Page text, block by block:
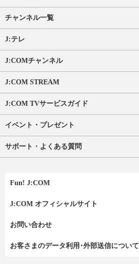
チャンネル一覧
J:テレ
J:COMチャンネル
J:COM STREAM
J:COM TVサービスガイド
イベント・プレゼント
サポート・よくある質問
Fun! J:COM
J:COM オフィシャルサイト
お問い合わせ
お客さまのデータ利用･外部送信について